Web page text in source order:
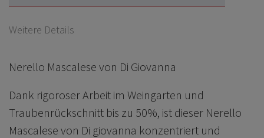
Weitere Details
Nerello Mascalese von Di Giovanna
Dank rigoroser Arbeit im Weingarten und
Traubenrückschnitt bis zu 50%, ist dieser Nerello
Mascalese von Di giovanna konzentriert und